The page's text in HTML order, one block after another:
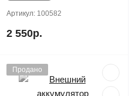
Артикул: 100582
2 550р.
Продано